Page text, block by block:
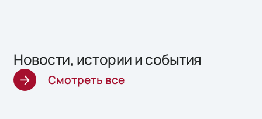
Новости, истории и события
Смотреть все